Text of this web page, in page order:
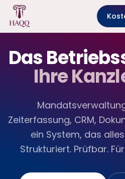
Skip to content
Das Betriebssystem für
Ihre
Mandatsverwaltung,
eFirm ist die komplette
Das
Ihre
Zeiterfassung, CRM,
ein System, das
Strukturiert. Prüfbar.